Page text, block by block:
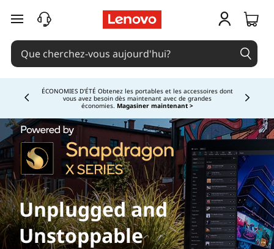
passer au contenu principal
ÉCONOMIES D'ÉTÉ Obtenez les portables et les accessoires dont
vous avez besoin dès maintenant avec de grandes
économies. Magasiner maintenant >
Currently displaying item 1 of
Unplugged and
Unstoppable